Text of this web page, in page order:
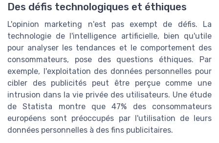
Des défis technologiques et éthiques
L'opinion marketing n'est pas exempt de défis. La
technologie de l'intelligence artificielle, bien qu'utile
pour analyser les tendances et le comportement des
consommateurs, pose des questions éthiques. Par
exemple, l'exploitation des données personnelles pour
cibler des publicités peut être perçue comme une
intrusion dans la vie privée des utilisateurs. Une étude
de Statista montre que 47% des consommateurs
européens sont préoccupés par l'utilisation de leurs
données personnelles à des fins publicitaires.